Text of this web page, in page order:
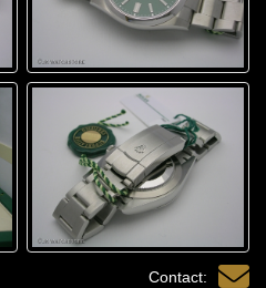
Contact: